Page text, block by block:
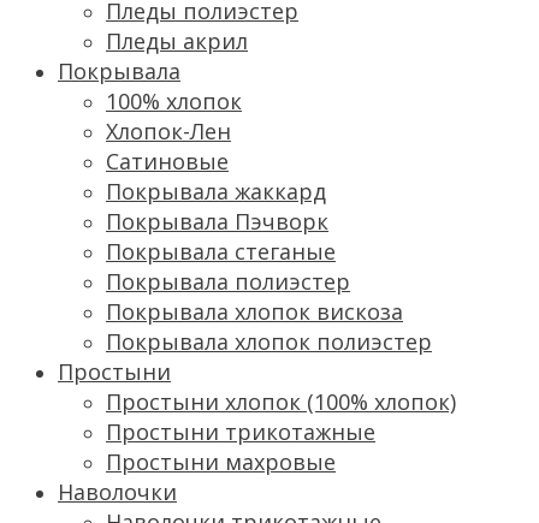
Пледы полиэстер
Пледы акрил
Покрывала
100% хлопок
Хлопок-Лен
Сатиновые
Покрывала жаккард
Покрывала Пэчворк
Покрывала стеганые
Покрывала полиэстер
Покрывала хлопок вискоза
Покрывала хлопок полиэстер
Простыни
Простыни хлопок (100% хлопок)
Простыни трикотажные
Простыни махровые
Наволочки